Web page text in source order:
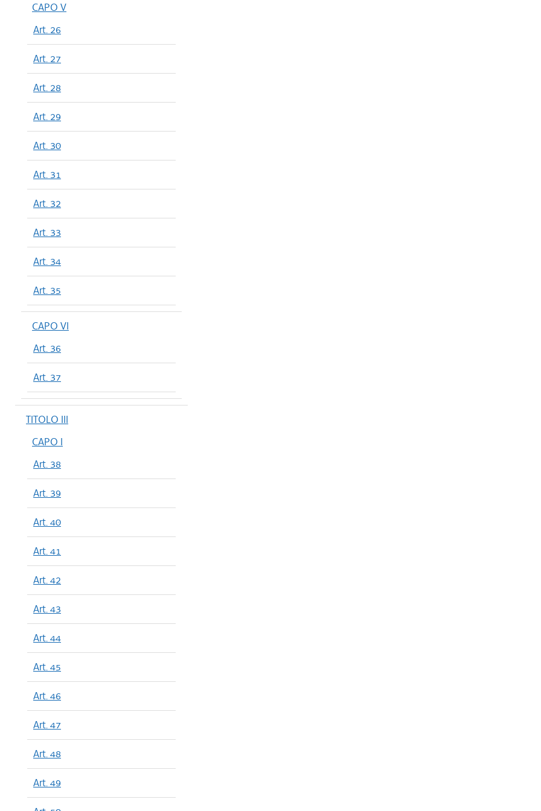
CAPO V
Art. 26
Art. 27
Art. 28
Art. 29
Art. 30
Art. 31
Art. 32
Art. 33
Art. 34
Art. 35
CAPO VI
Art. 36
Art. 37
TITOLO III
CAPO I
Art. 38
Art. 39
Art. 40
Art. 41
Art. 42
Art. 43
Art. 44
Art. 45
Art. 46
Art. 47
Art. 48
Art. 49